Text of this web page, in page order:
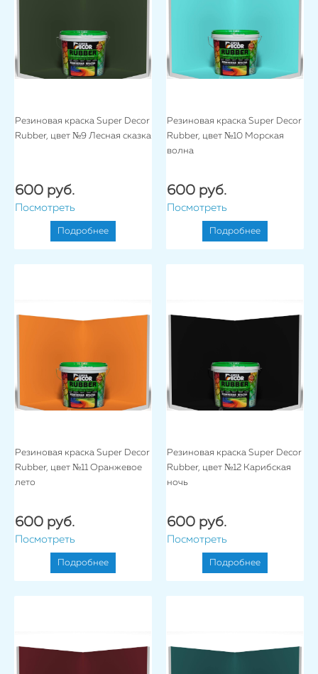
Резиновая краска Super Decor
Rubber, цвет №9 Лесная сказка
600 руб.
Посмотреть
Подробнее
Резиновая краска Super Decor
Rubber, цвет №10 Морская
волна
600 руб.
Посмотреть
Подробнее
Резиновая краска Super Decor
Rubber, цвет №11 Оранжевое
лето
600 руб.
Посмотреть
Подробнее
Резиновая краска Super Decor
Rubber, цвет №12 Карибская
ночь
600 руб.
Посмотреть
Подробнее